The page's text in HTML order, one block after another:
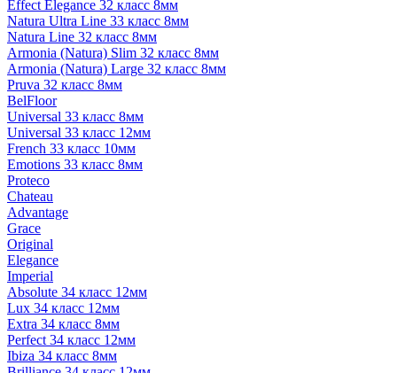
Effect Elegance 32 класс 8мм
Natura Ultra Line 33 класс 8мм
Natura Line 32 класс 8мм
Armonia (Natura) Slim 32 класс 8мм
Armonia (Natura) Large 32 класс 8мм
Pruva 32 класс 8мм
BelFloor
Universal 33 класс 8мм
Universal 33 класс 12мм
French 33 класс 10мм
Emotions 33 класс 8мм
Proteco
Chateau
Advantage
Grace
Original
Elegance
Imperial
Absolute 34 класс 12мм
Lux 34 класс 12мм
Extra 34 класс 8мм
Perfect 34 класс 12мм
Ibiza 34 класс 8мм